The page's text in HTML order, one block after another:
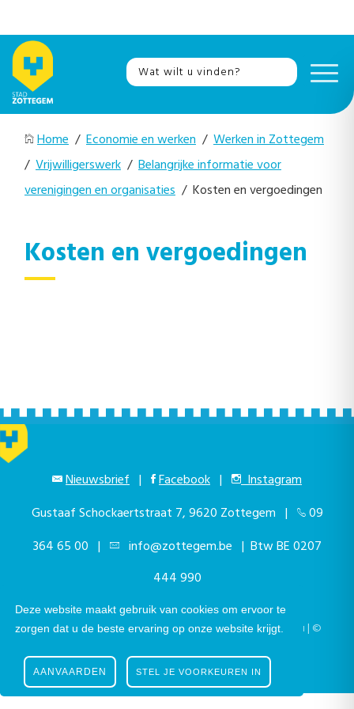
Deze website maakt gebruik van cookies om ervoor te
zorgen dat u de beste ervaring op onze website krijgt.
STEL JE VOORKEUREN IN
AANVAARDEN
Home / Economie en werken / Werken in Zottegem
/ Vrijwilligerswerk / Belangrijke informatie voor
verenigingen en organisaties / Kosten en vergoedingen
Kosten en vergoedingen
Nieuwsbrief | Facebook |
Instagram
Gustaaf Schockaertstraat 7, 9620 Zottegem |
09
364 65 00 | info@zottegem.be | Btw BE 0207
444 990
Telefonisch bereikbaar elke werkdag van 9.00u tot 12.00u | ©